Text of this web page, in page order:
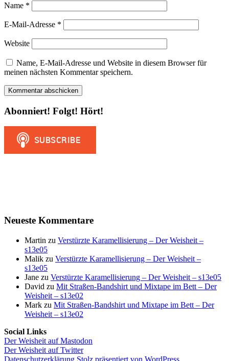
Name *
E-Mail-Adresse *
Website
Name, E-Mail-Adresse und Website in diesem Browser für
meinen nächsten Kommentar speichern.
Abonniert! Folgt! Hört!
Neueste Kommentare
Martin zu Verstürzte Karamellisierung – Der Weisheit –
s13e05
Malik zu Verstürzte Karamellisierung – Der Weisheit –
s13e05
Jane zu Verstürzte Karamellisierung – Der Weisheit – s13e05
David zu Mit Straßen-Bandshirt und Mixtape im Bett – Der
Weisheit – s13e02
Mark zu Mit Straßen-Bandshirt und Mixtape im Bett – Der
Weisheit – s13e02
Social Links
Der Weisheit auf Mastodon
Der Weisheit auf Twitter
Datenschutzerklärung Stolz präsentiert von WordPress